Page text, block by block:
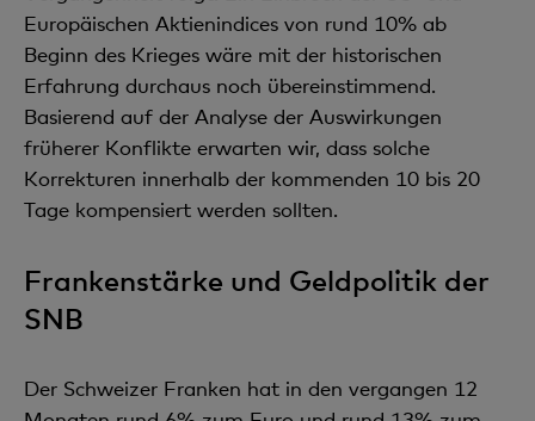
Europäischen Aktienindices von rund 10% ab
Beginn des Krieges wäre mit der historischen
Erfahrung durchaus noch übereinstimmend.
Basierend auf der Analyse der Auswirkungen
früherer Konflikte erwarten wir, dass solche
Korrekturen innerhalb der kommenden 10 bis 20
Tage kompensiert werden sollten.
Frankenstärke und Geldpolitik der
SNB
Der Schweizer Franken hat in den vergangen 12